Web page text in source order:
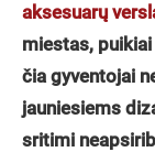
aksesuarų
miestas,
čia gyventojai
jauniesiems
sritimi